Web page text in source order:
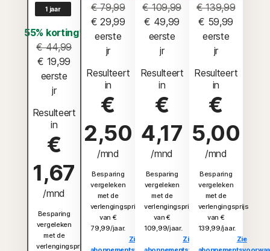
1 jaar
55% korting*
€ 44,99
€ 19,99
jr
Resulteert
in
€
1,67
/mnd
Besparing
vergeleken
met de
verlengingsprijs
€ 79,99
€ 29,99
eerste
jr
Resulteert
in
€
2,50
/mnd
Besparing
vergeleken
met de
verlengingsprijs
van €
79,99/jaar.
Zie
€ 109,99
€ 49,99
jr
Resulteert
in
€
4,17
/mnd
Besparing
vergeleken
met de
verlengingsprijs
van €
109,99/jaar.
Zie
€ 139,99
€ 59,99
eerste
jr
Resulteert
in
€
5,00
/mnd
Besparing
vergeleken
met de
verlengingsprijs
van €
139,99/jaar.
Zie